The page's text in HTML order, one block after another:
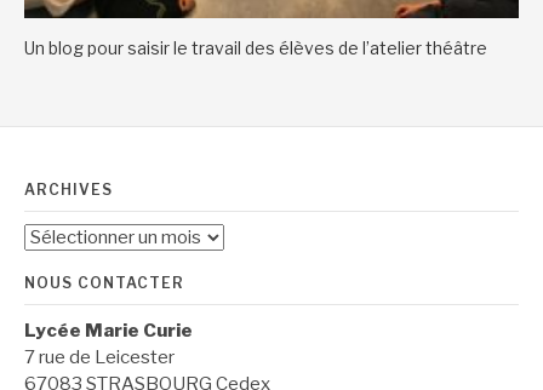
Un blog pour saisir le travail des élèves de l’atelier théâtre
ARCHIVES
Archives
NOUS CONTACTER
Lycée Marie Curie
7 rue de Leicester
67083 STRASBOURG Cedex